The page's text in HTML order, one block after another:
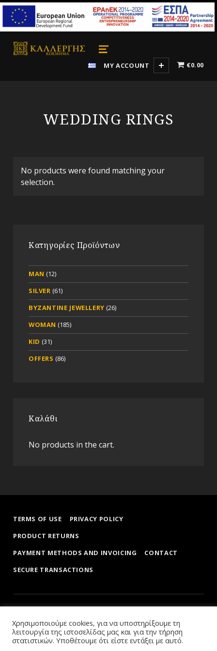
κόσμημα καλλέργης
ΚΟΣΜΉΜΑΤΑ ΓΙΑ ΌΛΑ ΤΑ ΓΟΎΣΤΑ
MENU
MY ACCOUNT
€0.00
WEDDING RINGS
No products were found matching your
selection.
Κατηγορίες Προϊόντων
MAN (12)
SILVER (61)
BYZANTINE JEWELLERY (26)
WOMAN (185)
KID (31)
OFFERS (86)
Καλάθι
No products in the cart.
TERMS OF USE
PRIVACY POLICY
PRODUCT RETURNS
PAYMENT METHODS AND INVOICING
CONTACT
SECURE TRANSACTIONS
κόσμημα καλλέργης
ΚΟΣΜΉΜΑΤΑ ΓΙΑ ΌΛΑ ΤΑ ΓΟΎΣΤΑ
Χρησιμοποιούμε cookies, για να υποστηρίξουμε τη
λειτουργία της ιστοσελίδας μας και για την τήρηση
στατιστικών. Υποθέτουμε ότι είστε εντάξει με αυτό.